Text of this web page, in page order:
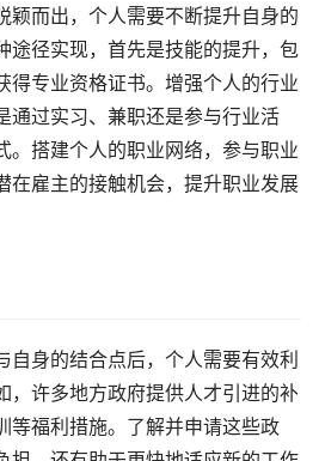
颖而出，个人需要不断提升自身的
途径实现，首先是技能的提升，包
得专业资格证书。增强个人的行业
通过实习、兼职还是参与行业活
。搭建个人的职业网络，参与职业
在雇主的接触机会，提升职业发展
自身的结合点后，个人需要有效利
，许多地方政府提供人才引进的补
等福利措施。了解并申请这些政